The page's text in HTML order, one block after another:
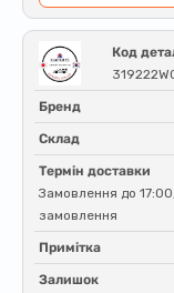
Код
Бренд
Склад
Термін доставки
Замовлення до
замовлення
Примітка
Залишок